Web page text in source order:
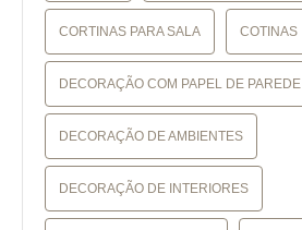
CORTINAS PARA SALA COTINAS
DECORAÇÃO COM PAPEL DE PAREDE
DECORAÇÃO DE AMBIENTES
DECORAÇÃO DE INTERIORES